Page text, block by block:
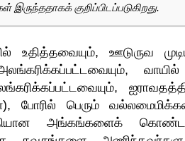
குறிப்பிடப்படுகிறது.
உதித்தவையும், ஊடுருவ
அலங்கரிக்கப்பட்டவையும்,
பெரும்
அங்கங்களைக்